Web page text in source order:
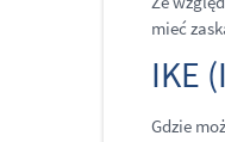
mieć
IKE
Gdzie